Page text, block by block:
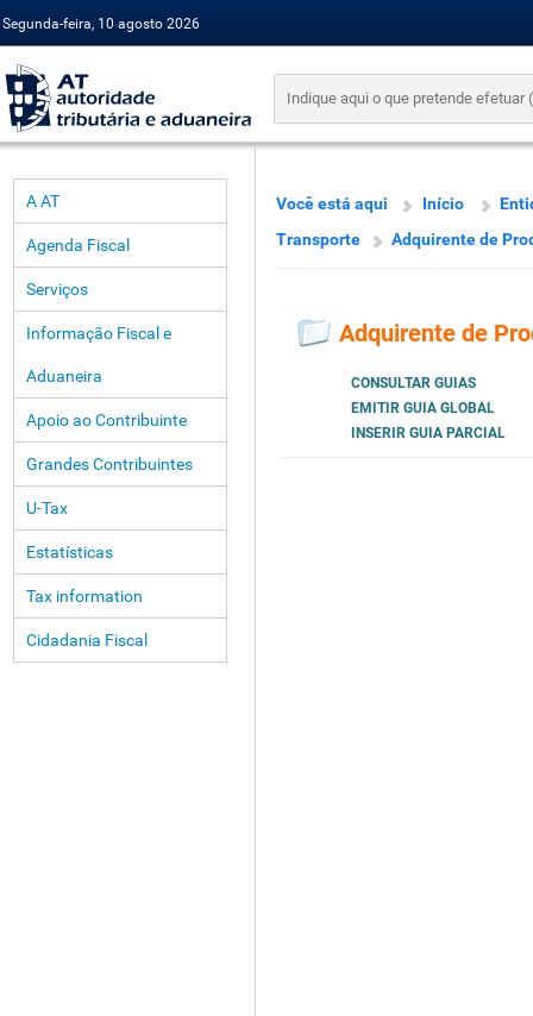
Segunda-feira, 10 agosto 2026
A AT
Agenda Fiscal
Serviços
Informação Fiscal e
Aduaneira
Apoio ao Contribuinte
Grandes Contribuintes
U-Tax
Estatísticas
Tax information
Cidadania Fiscal
Você está aqui Início
Transporte
Adquirente de
Adquirente de
CONSULTAR GUIAS
EMITIR GUIA GLOBAL
INSERIR GUIA PARCIAL